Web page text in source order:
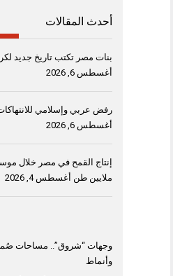
أحدث المقالات
بنات مصر تكتب تاريخ جديد
أغسطس 6, 2026
رفض عربي وإسلامي للانتهاكات
أغسطس 6, 2026
ملايين طن أغسطس 4, 2026
وجهات “شروق”.. مساحات
وأنماط